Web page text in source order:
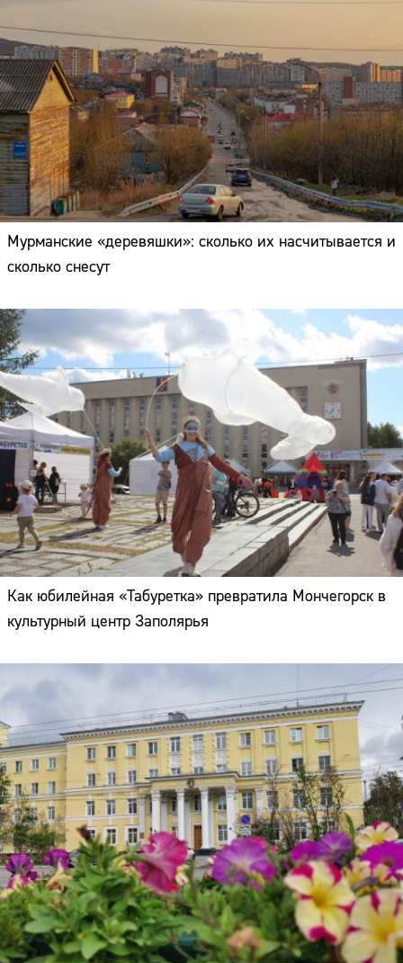
Мурманские «деревяшки»: сколько их насчитывается и
сколько снесут
Как юбилейная «Табуретка» превратила Мончегорск в
культурный центр Заполярья